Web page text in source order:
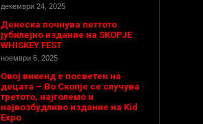
декември 24, 2025
Денеска почнува петтото
јубилејно издание на SKOPJE
WHISKEY FEST
ноември 6, 2025
Овој викенд е посветен на
децата – Во Скопје се случува
третото, најголемо и
највозбудливо издание на Kid
Expo